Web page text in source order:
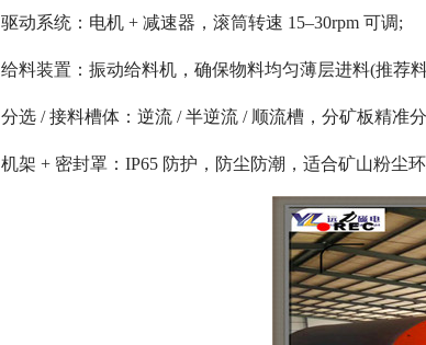
驱动系统：电机 + 减速器，滚筒转速 15–30rpm 可调;
给料装置：振动给料机，确保物料均匀薄层进料(推荐
分选 / 接料槽体：逆流 / 半逆流 / 顺流槽，分矿板精准
机架 + 密封罩：IP65 防护，防尘防潮，适合矿山粉尘环